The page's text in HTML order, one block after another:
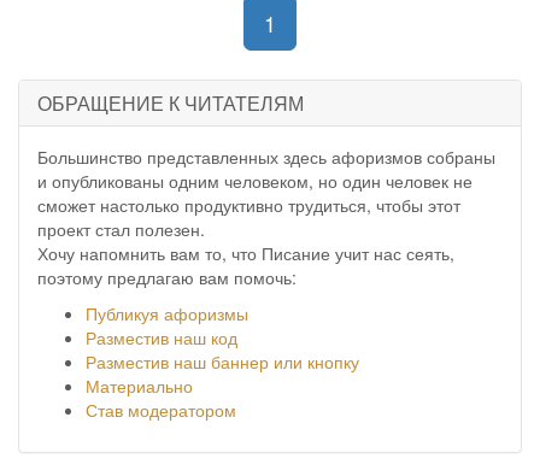
1
ОБРАЩЕНИЕ К ЧИТАТЕЛЯМ
Большинство представленных здесь афоризмов собраны
и опубликованы одним человеком, но один человек не
сможет настолько продуктивно трудиться, чтобы этот
проект стал полезен.
Хочу напомнить вам то, что Писание учит нас сеять,
поэтому предлагаю вам помочь:
Публикуя афоризмы
Разместив наш код
Разместив наш баннер или кнопку
Материально
Став модератором